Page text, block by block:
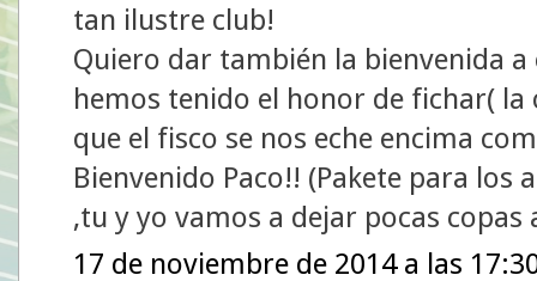
tan ilustre club!
Quiero dar también la bienvenida
hemos tenido el honor de fichar( la
que el fisco se nos eche encima
Bienvenido Paco!! (Pakete para los
,tu y yo vamos a dejar pocas copas
17 de noviembre de 2014 a las